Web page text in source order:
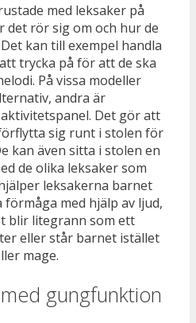
med leksaker på
det rör sig om och hur de
kan till exempel handla
trycka på för att de ska
På vissa modeller
andra är
Det gör att
sig runt i stolen för
kan även sitta i stolen en
de olika leksaker som
leksakerna barnet
med hjälp av ljud,
blir litegrann som ett
eller står barnet istället
mage.
gungfunktion